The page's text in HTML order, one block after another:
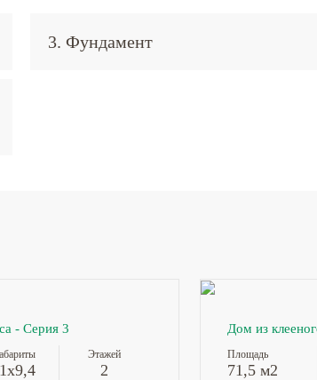
3. Фундамент
- Серия 3
Этажей
2
Дом из
Площадь
71,5 м2